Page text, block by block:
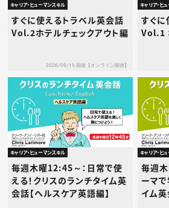
キャリア・ヒューマンスキル
すぐに使えるトラベル英会話
Vol.2ホテルチェックアウト編
2026/09/15 開催【オンライン開催】
キャリア・ヒ
すぐ
Vol.1
キャリア・ヒューマンスキル
毎週木曜12:45～：日常で使
える！クリスのランチタイム英
会話【ヘルスケア英語編】
キャリア・ヒ
毎週
ーマで
イム英